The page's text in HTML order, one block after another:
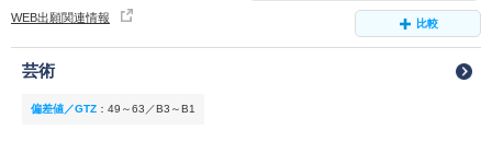
WEB出願関連情報 比較
芸術
偏差値／GTZ ： 49～63／B3～B1